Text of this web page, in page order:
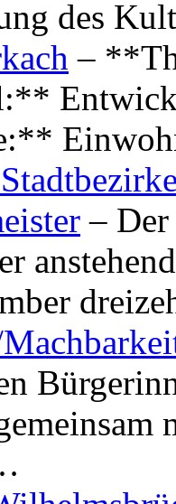
des
–
–